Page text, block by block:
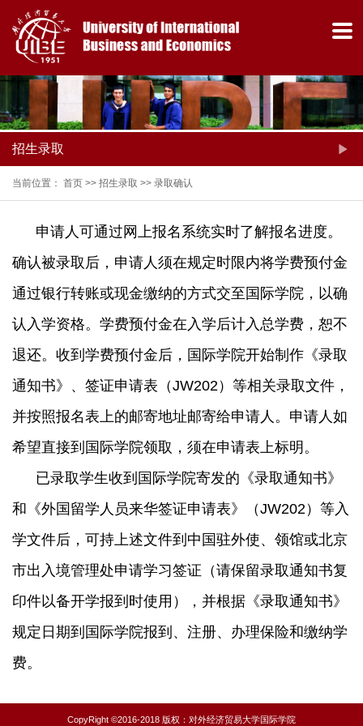
热门关键词：
招生录取
当前位置： 首页 >> 招生录取 >> 录取确认
申请人可通过网上报名系统实时了解报名进度。
确认被录取后，申请人须在规定时限内将学费预付金
通过银行转账或现金缴纳的方式交至国际学院，以确
认入学资格。学费预付金在入学后计入总学费，恕不
退还。收到学费预付金后，国际学院开始制作《录取
通知书》、签证申请表（JW202）等相关录取文件，
并按照报名表上的邮寄地址邮寄给申请人。申请人如
希望直接到国际学院领取，须在申请表上标明。
已录取学生收到国际学院寄发的《录取通知书》
和《外国留学人员来华签证申请表》（JW202）等入
学文件后，可持上述文件到中国驻外使、领馆或北京
市出入境管理处申请学习签证（请保留录取通知书复
印件以备开学报到时使用），并根据《录取通知书》
规定日期到国际学院报到、注册、办理保险和缴纳学
费。
CopyRight ©2016-2018 版权：对外经济贸易大学国际学院